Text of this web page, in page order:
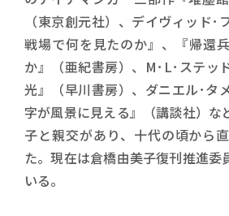
（東京創元社）、デイヴィッド･
戦場で何を見たのか』、『帰還
か』（亜紀書房）、M･L･ステッ
光』（早川書房）、ダニエル･タ
字が風景に見える』（講談社）な
子と親交があり、十代の頃から
た。現在は倉橋由美子復刊推進委
いる。